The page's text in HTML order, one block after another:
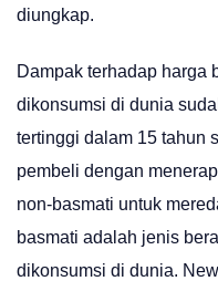
diungkap.
Dampak terhadap harga
dikonsumsi di dunia
tertinggi dalam 15 tahun
pembeli dengan
non-basmati untuk
basmati adalah jenis
dikonsumsi di dunia.